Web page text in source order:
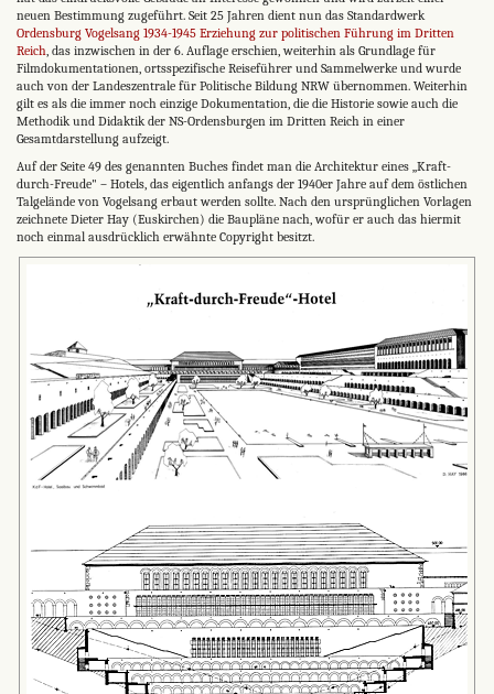
neuen Bestimmung zugeführt. Seit 25 Jahren dient nun das Standardwerk
Ordensburg Vogelsang 1934-1945 Erziehung zur politischen Führung im Dritten
Reich, das inzwischen in der 6. Auflage erschien, weiterhin als Grundlage für
Filmdokumentationen, ortsspezifische Reiseführer und Sammelwerke und wurde
auch von der Landeszentrale für Politische Bildung NRW übernommen. Weiterhin
gilt es als die immer noch einzige Dokumentation, die die Historie sowie auch die
Methodik und Didaktik der NS-Ordensburgen im Dritten Reich in einer
Gesamtdarstellung aufzeigt.
Auf der Seite 49 des genannten Buches findet man die Architektur eines „Kraft-
durch-Freude" – Hotels, das eigentlich anfangs der 1940er Jahre auf dem östlichen
Talgelände von Vogelsang erbaut werden sollte. Nach den ursprünglichen Vorlagen
zeichnete Dieter Hay (Euskirchen) die Baupläne nach, wofür er auch das hiermit
noch einmal ausdrücklich erwähnte Copyright besitzt.